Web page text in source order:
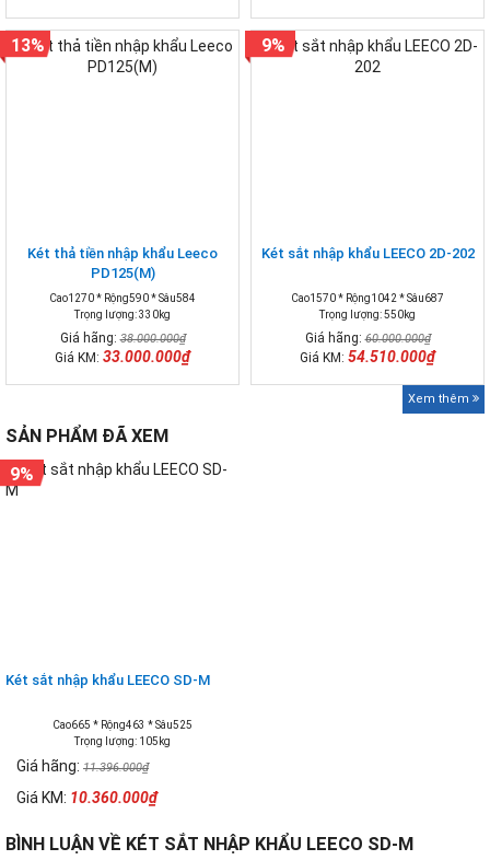
Két thả tiền nhập khẩu Leeco
PD125(M)
Cao1270 * Rộng590 * Sâu584
Trọng lượng: 330kg
Giá hãng:38.000.000₫
Giá KM: 33.000.000₫
13%
Két sắt nhập khẩu LEECO 2D-202
Cao1570 * Rộng1042 * Sâu687
Trọng lượng: 550kg
Giá hãng:60.000.000₫
Giá KM: 54.510.000₫
9%
Xem thêm
SẢN PHẨM ĐÃ XEM
Két sắt nhập khẩu LEECO SD-M
Cao665 * Rộng463 * Sâu525
Trọng lượng: 105kg
Giá hãng: 11.396.000₫
Giá KM: 10.360.000₫
9%
BÌNH LUẬN VỀ KÉT SẮT NHẬP KHẨU LEECO SD-M